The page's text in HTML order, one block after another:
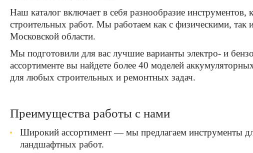
Наш каталог включает в себя разнообразие
строительных работ. Мы работаем как с физическими,
Московской области.
Мы подготовили для вас лучшие варианты электро- и
ассортименте вы найдете более 40 моделей
для любых строительных и ремонтных задач.
Преимущества работы с нами
Широкий ассортимент — мы предлагаем инструменты
ландшафтных работ.